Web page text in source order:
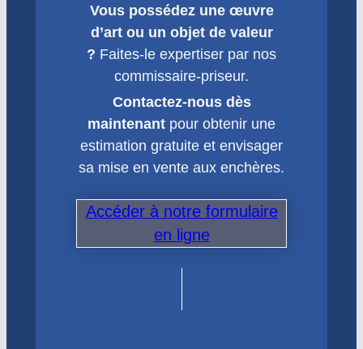
Vous possédez une œuvre
d’art ou un objet de valeur
? Faites-le expertiser par nos
commissaire-priseur.
Contactez-nous dès
maintenant pour obtenir une
estimation gratuite et envisager
sa mise en vente aux enchères.
Accéder à notre formulaire
en ligne